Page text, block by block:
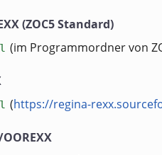
(ZOC5 Standard)
(im Programmordner von
(https://regina-